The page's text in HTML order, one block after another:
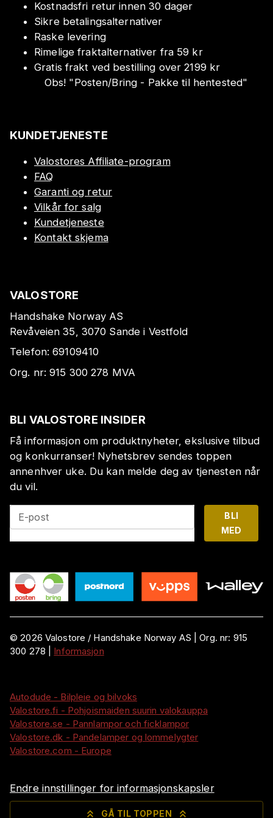
Kostnadsfri retur innen 30 dager
Sikre betalingsalternativer
Raske levering
Rimelige fraktalternativer fra 59 kr
Gratis frakt ved bestilling over 2199 kr
Obs! "Posten/Bring - Pakke til hentested"
KUNDETJENESTE
Valostores Affiliate-program
FAQ
Garanti og retur
Vilkår for salg
Kundetjeneste
Kontakt skjema
VALOSTORE
Handshake Norway AS
Revåveien 35, 3070 Sande i Vestfold
Telefon:69109410
Org. nr:915 300 278 MVA
BLI VALOSTORE INSIDER
Få informasjon om produktnyheter, ekslusive tilbud
og konkurranser! Nyhetsbrev sendes toppen
annenhver uke. Du kan melde deg av tjenesten når
du vil.
E-post
BLI
MED
©2026 Valostore / Handshake Norway AS |Org. nr: 915
300 278
Informasjon
Autodude - Bilpleie og bilvoks
Valostore.fi - Pohjoismaiden suurin valokauppa
Valostore.se - Pannlampor och ficklampor
Valostore.dk - Pandelamper og lommelygter
Valostore.com - Europe
Endre innstillinger for informasjonskapsler
GÅ TIL TOPPEN